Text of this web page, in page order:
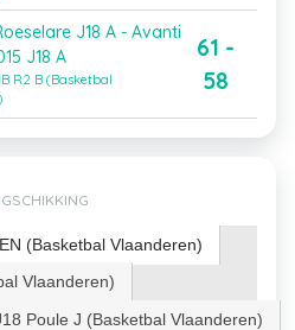
J18 A - Avanti
J18 A
R2 B (Basketbal
61 -
58
(Basketbal Vlaanderen)
Vlaanderen)
Poule J (Basketbal Vlaanderen)